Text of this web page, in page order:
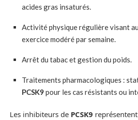
acides gras insaturés.
Activité physique régulière visant
exercice modéré par semaine.
Arrêt du tabac et gestion du poids.
Traitements pharmacologiques :
PCSK9 pour les cas résistants ou
Les inhibiteurs de PCSK9